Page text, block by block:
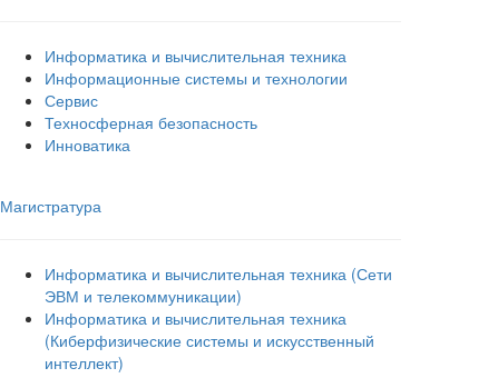
Информатика и вычислительная техника
Информационные системы и технологии
Сервис
Техносферная безопасность
Инноватика
Магистратура
Информатика и вычислительная техника (Сети
ЭВМ и телекоммуникации)
Информатика и вычислительная техника
(Киберфизические системы и искусственный
интеллект)